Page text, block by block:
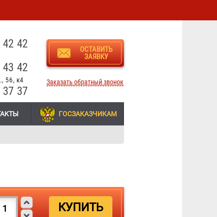
42
42
56, к4
37
ОСТАВИТЬ
ЗАЯВКУ
Заказать обратный звонок
ГОСЗАКАЗЧИКАМ